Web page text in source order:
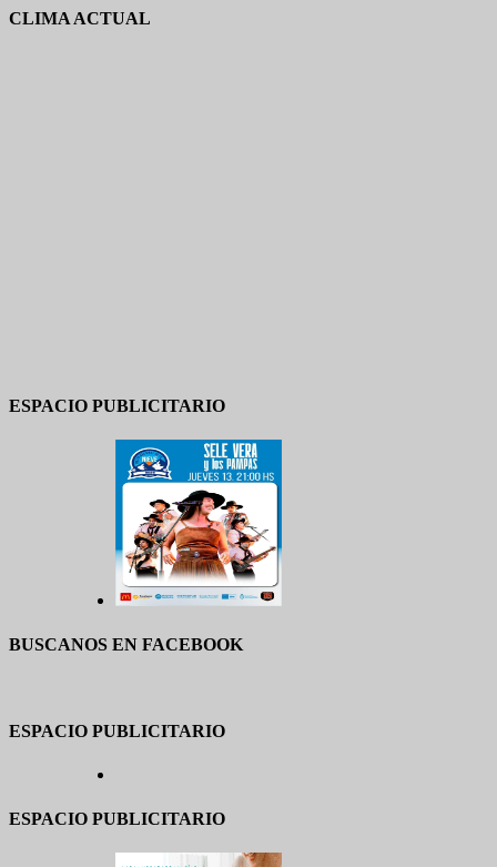
CLIMA ACTUAL
ESPACIO PUBLICITARIO
BUSCANOS EN FACEBOOK
ESPACIO PUBLICITARIO
ESPACIO PUBLICITARIO